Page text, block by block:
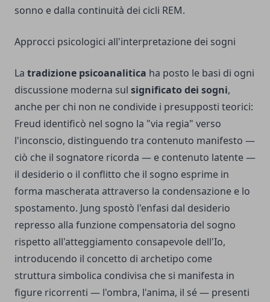
sonno e dalla continuità dei cicli REM.
Approcci psicologici all'interpretazione dei sogni
La tradizione psicoanalitica ha posto le basi di ogni
discussione moderna sul significato dei sogni,
anche per chi non ne condivide i presupposti teorici:
Freud identificò nel sogno la "via regia" verso
l'inconscio, distinguendo tra contenuto manifesto —
ciò che il sognatore ricorda — e contenuto latente —
il desiderio o il conflitto che il sogno esprime in
forma mascherata attraverso la condensazione e lo
spostamento. Jung spostò l'enfasi dal desiderio
represso alla funzione compensatoria del sogno
rispetto all'atteggiamento consapevole dell'Io,
introducendo il concetto di archetipo come
struttura simbolica condivisa che si manifesta in
figure ricorrenti — l'ombra, l'anima, il sé — presenti